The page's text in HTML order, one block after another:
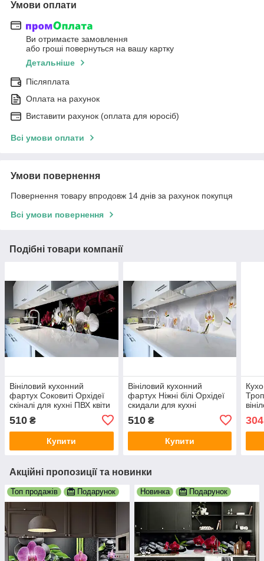
Умови оплати
Ви отримаєте замовлення
або гроші повернуться на вашу картку
Детальніше
Післяплата
Оплата на рахунок
Виставити рахунок (оплата для юросіб)
Всі умови оплати
Умови повернення
Повернення товару впродовж 14 днів за рахунок покупця
Всі умови повернення
Подібні товари компанії
Вініловий кухонний
фартух Соковиті Орхідеї
скіналі для кухні ПВХ квіти
білі червоні на чорному тлі
600х2000 мм
510 ₴
Купити
Вініловий кухонний
фартух Ніжні білі Орхідеї
скидали для кухні
білому тлі 600х2000 мм
510₴
Купити
304
Акційні пропозиції та новинки
Топ продажів Подарунок Новинка Подарунок